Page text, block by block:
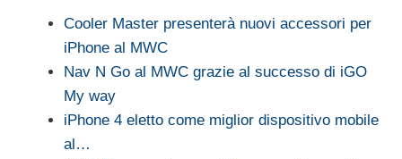
Cooler Master presenterà nuovi accessori per
iPhone al MWC
Nav N Go al MWC grazie al successo di iGO
My way
iPhone 4 eletto come miglior dispositivo mobile
al…